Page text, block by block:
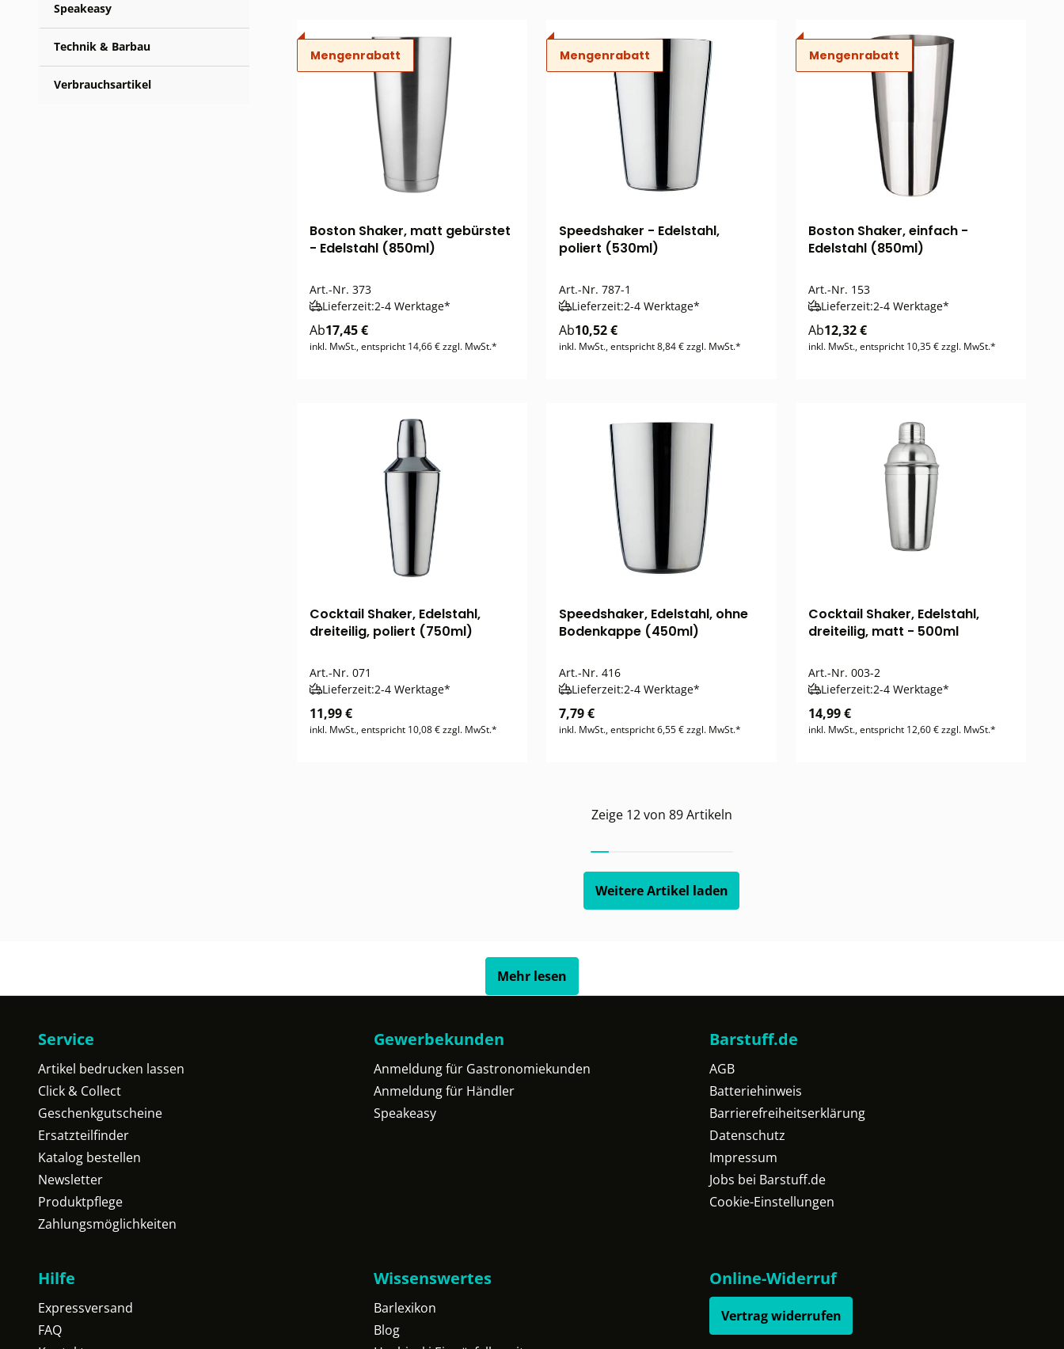
Speakeasy
Technik & Barbau
Verbrauchsartikel
Mengenrabatt
Boston Shaker, matt gebürstet
- Edelstahl (850ml)
Art.-Nr. 373
Lieferzeit:2-4 Werktage*
Ab17,45 €
inkl. MwSt., entspricht 14,66 € zzgl. MwSt.*
Mengenrabatt
Speedshaker - Edelstahl,
poliert (530ml)
Art.-Nr. 787-1
Lieferzeit:2-4 Werktage*
Ab10,52 €
inkl. MwSt., entspricht 8,84 € zzgl. MwSt.*
Mengenrabatt
Boston Shaker, einfach -
Edelstahl (850ml)
Art.-Nr. 153
Lieferzeit:2-4 Werktage*
Ab12,32 €
inkl. MwSt., entspricht 10,35 € zzgl. MwSt.*
Cocktail Shaker, Edelstahl,
dreiteilig, poliert (750ml)
Art.-Nr. 071
Lieferzeit:2-4 Werktage*
11,99 €
inkl. MwSt., entspricht 10,08 € zzgl. MwSt.*
Speedshaker, Edelstahl, ohne
Bodenkappe (450ml)
Art.-Nr. 416
Lieferzeit:2-4 Werktage*
7,79 €
inkl. MwSt., entspricht 6,55 € zzgl. MwSt.*
Cocktail Shaker, Edelstahl,
dreiteilig, matt - 500ml
Art.-Nr. 003-2
Lieferzeit:2-4 Werktage*
14,99 €
inkl. MwSt., entspricht 12,60 € zzgl. MwSt.*
Zeige 12von 89Artikeln
Weitere Artikel laden
Mehr lesen
Service
Artikel bedrucken lassen
Click & Collect
Geschenkgutscheine
Ersatzteilfinder
Katalog bestellen
Newsletter
Produktpflege
Zahlungsmöglichkeiten
Gewerbekunden
Anmeldung für Gastronomiekunden
Anmeldung für Händler
Speakeasy
Barstuff.de
AGB
Batteriehinweis
Barrierefreiheitserklärung
Datenschutz
Impressum
Jobs bei Barstuff.de
Cookie-Einstellungen
Hilfe
Expressversand
FAQ
Wissenswertes
Barlexikon
Blog
Online-Widerruf
Vertrag widerrufen